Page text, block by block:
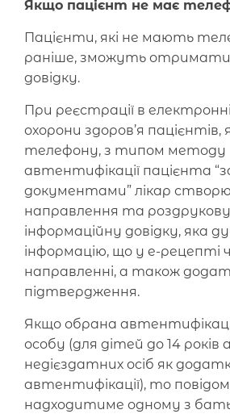
Якщо пацієнт не має
Пацієнти, які не мають
раніше, зможуть отримати
довідку.
При реєстрації в
охорони здоров’я
телефону, з типом методу
автентифікації пацієнта
документами” лікар
направлення та
інформаційну довідку, яка
інформацію, що у е-рецепті
направленні, а також
підтвердження.
Якщо обрана
особу (для дітей до 14 років
недієздатних осіб як
автентифікації), то
надходитиме одному з